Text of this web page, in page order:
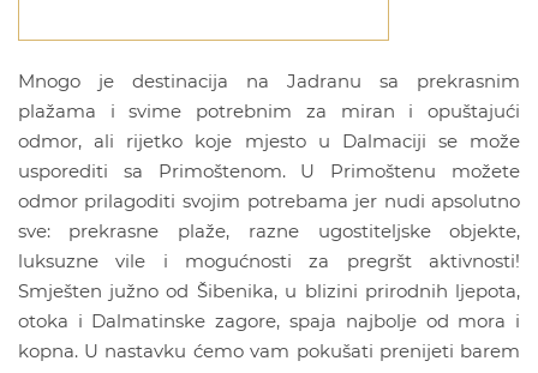
Mnogo je destinacija na Jadranu sa prekrasnim
plažama i svime potrebnim za miran i opuštajući
odmor, ali rijetko koje mjesto u Dalmaciji se može
usporediti sa Primoštenom. U Primoštenu možete
odmor prilagoditi svojim potrebama jer nudi apsolutno
sve: prekrasne plaže, razne ugostiteljske objekte,
luksuzne vile i mogućnosti za pregršt aktivnosti!
Smješten južno od Šibenika, u blizini prirodnih ljepota,
otoka i Dalmatinske zagore, spaja najbolje od mora i
kopna. U nastavku ćemo vam pokušati prenijeti barem